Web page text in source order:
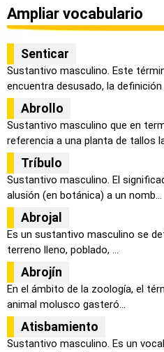
Ampliar vocabulario
Senticar
Sustantivo masculino. Este
encuentra desusado, la definición
Abrollo
Sustantivo masculino que en
referencia a una planta de tallos
Tríbulo
Sustantivo masculino. El
alusión (en botánica) a un nomb...
Abrojal
Es un sustantivo masculino se
terreno lleno, poblado, ...
Abrojín
En el ámbito de la zoología, el
animal molusco gasteró...
Atisbamiento
Sustantivo masculino. Es un